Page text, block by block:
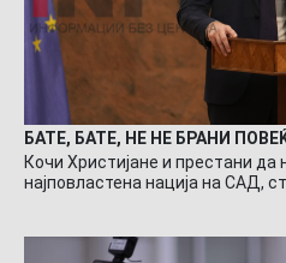
БАТЕ, БАТЕ, НЕ НЕ БРАНИ
Кочи Христијане и престани да
најповластена нација на САД,